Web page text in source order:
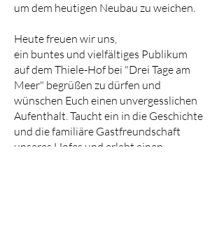
um dem heutigen Neubau zu weichen.
Heute freuen wir uns,
ein buntes und vielfältiges Publikum
auf dem Thiele-Hof bei "Drei Tage am
Meer" begrüßen zu dürfen und
wünschen Euch einen unvergesslichen
Aufenthalt. Taucht ein in die Geschichte
und die familiäre Gastfreundschaft
unseres Hofes und erlebt einen